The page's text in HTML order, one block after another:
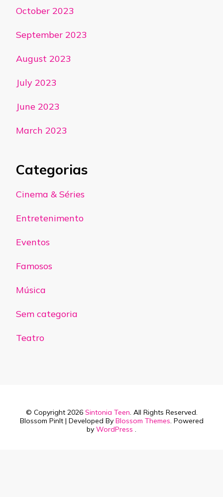
October 2023
September 2023
August 2023
July 2023
June 2023
March 2023
Categorias
Cinema & Séries
Entretenimento
Eventos
Famosos
Música
Sem categoria
Teatro
© Copyright 2026 Sintonia Teen. All Rights Reserved.
Blossom PinIt | Developed By Blossom Themes. Powered
by WordPress .